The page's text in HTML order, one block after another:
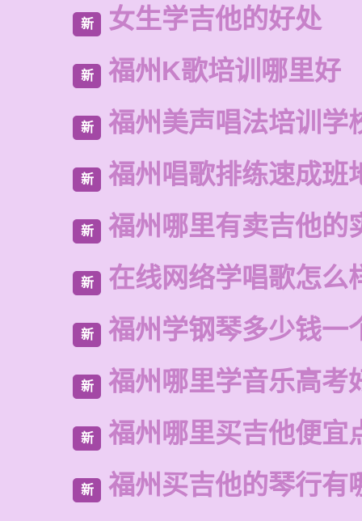
新 女生学吉他的好处
新 福州K歌培训哪里好
新 福州美声唱法培训学
新 福州唱歌排练速成班
新 福州哪里有卖吉他的
新 在线网络学唱歌怎么
新 福州学钢琴多少钱一
新 福州哪里学音乐高考
新 福州哪里买吉他便宜
新 福州买吉他的琴行有